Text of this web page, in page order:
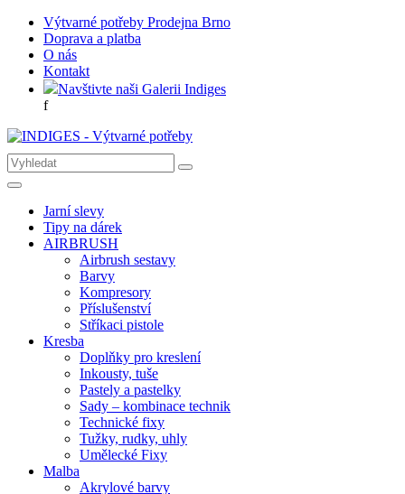
Výtvarné potřeby Prodejna Brno
Doprava a platba
O nás
Kontakt
Navštivte naši Galerii Indiges
f
Jarní slevy
Tipy na dárek
AIRBRUSH
Airbrush sestavy
Barvy
Kompresory
Příslušenství
Stříkaci pistole
Kresba
Doplňky pro kreslení
Inkousty, tuše
Pastely a pastelky
Sady – kombinace technik
Technické fixy
Tužky, rudky, uhly
Umělecké Fixy
Malba
Akrylové barvy